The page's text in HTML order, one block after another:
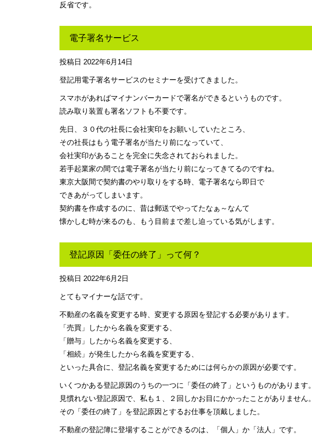
反省です。
電子署名サービス
投稿日 2022年6月14日
登記用電子署名サービスのセミナーを受けてきました。
スマホがあればマイナンバーカードで署名ができるというものです。
読み取り装置も署名ソフトも不要です。
先日、３０代の社長に会社実印をお願いしていたところ、
その社長はもう電子署名が当たり前になっていて、
会社実印があることを完全に失念されておられました。
若手起業家の間では電子署名が当たり前になってきてるのですね。
東京大阪間で契約書のやり取りをする時、電子署名なら即日で
できあがってしまいます。
契約書を作成するのに、昔は郵送でやってたなぁ～なんて
懐かしむ時が来るのも、もう目前まで差し迫っている気がします。
登記原因「委任の終了」って何？
投稿日 2022年6月2日
とてもマイナーな話です。
不動産の名義を変更する時、変更する原因を登記する必要があります。
「売買」したから名義を変更する、
「贈与」したから名義を変更する、
「相続」が発生したから名義を変更する、
といった具合に、登記名義を変更するためには何らかの原因が必要です。
いくつかある登記原因のうちの一つに「委任の終了」というものがあります。
見慣れない登記原因で、私も１、２回しかお目にかかったことがありません。
その「委任の終了」を登記原因とするお仕事を頂戴しました。
不動産の登記簿に登場することができるのは、「個人」か「法人」です。